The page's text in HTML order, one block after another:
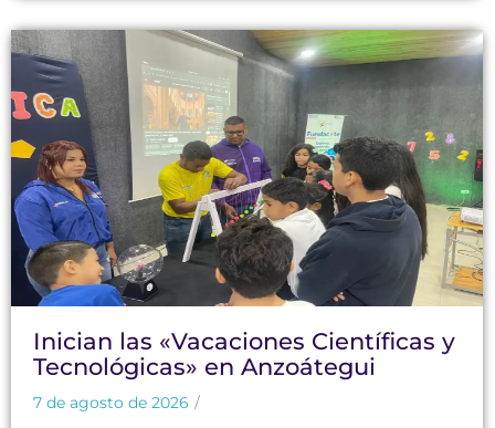
Inician las «Vacaciones Científicas y
Tecnológicas» en Anzoátegui
7 de agosto de 2026